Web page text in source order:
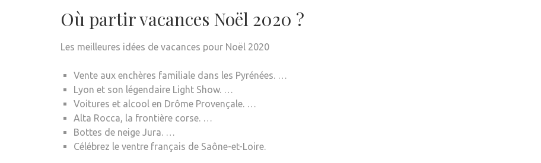
Où partir vacances Noël 2020 ?
Les meilleures idées de vacances pour Noël 2020
Vente aux enchères familiale dans les Pyrénées. …
Lyon et son légendaire Light Show. …
Voitures et alcool en Drôme Provençale. …
Alta Rocca, la frontière corse. …
Bottes de neige Jura. …
Célébrez le ventre français de Saône-et-Loire.